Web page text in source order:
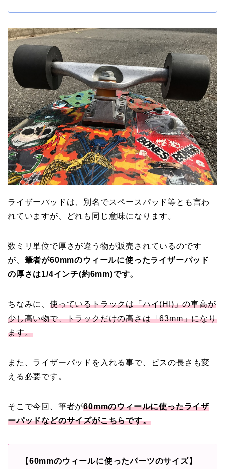
ライザーパッドは、別名でスペースパッド等とも言わ
れていますが、どれも同じ意味になります。
数ミリ単位で厚さが違う物が販売されているのです
が、 筆者が60mmのウィールに使ったライザーパッド
の厚さは1/4インチ(約6mm)です。
ちなみに、 使っているトラックは「ハイ(HI)」の車高が
少し高い物で、トラックだけの高さは「63mm」になり
ます。
また、ライザーパッドを入れる事で、ビスの長さも変
える必要です。
そこで今回、筆者が60mmのウィールに使ったライザ
ーパッドなどのサイズがこちらです。
【60mmのウィールに使ったパーツのサイズ】